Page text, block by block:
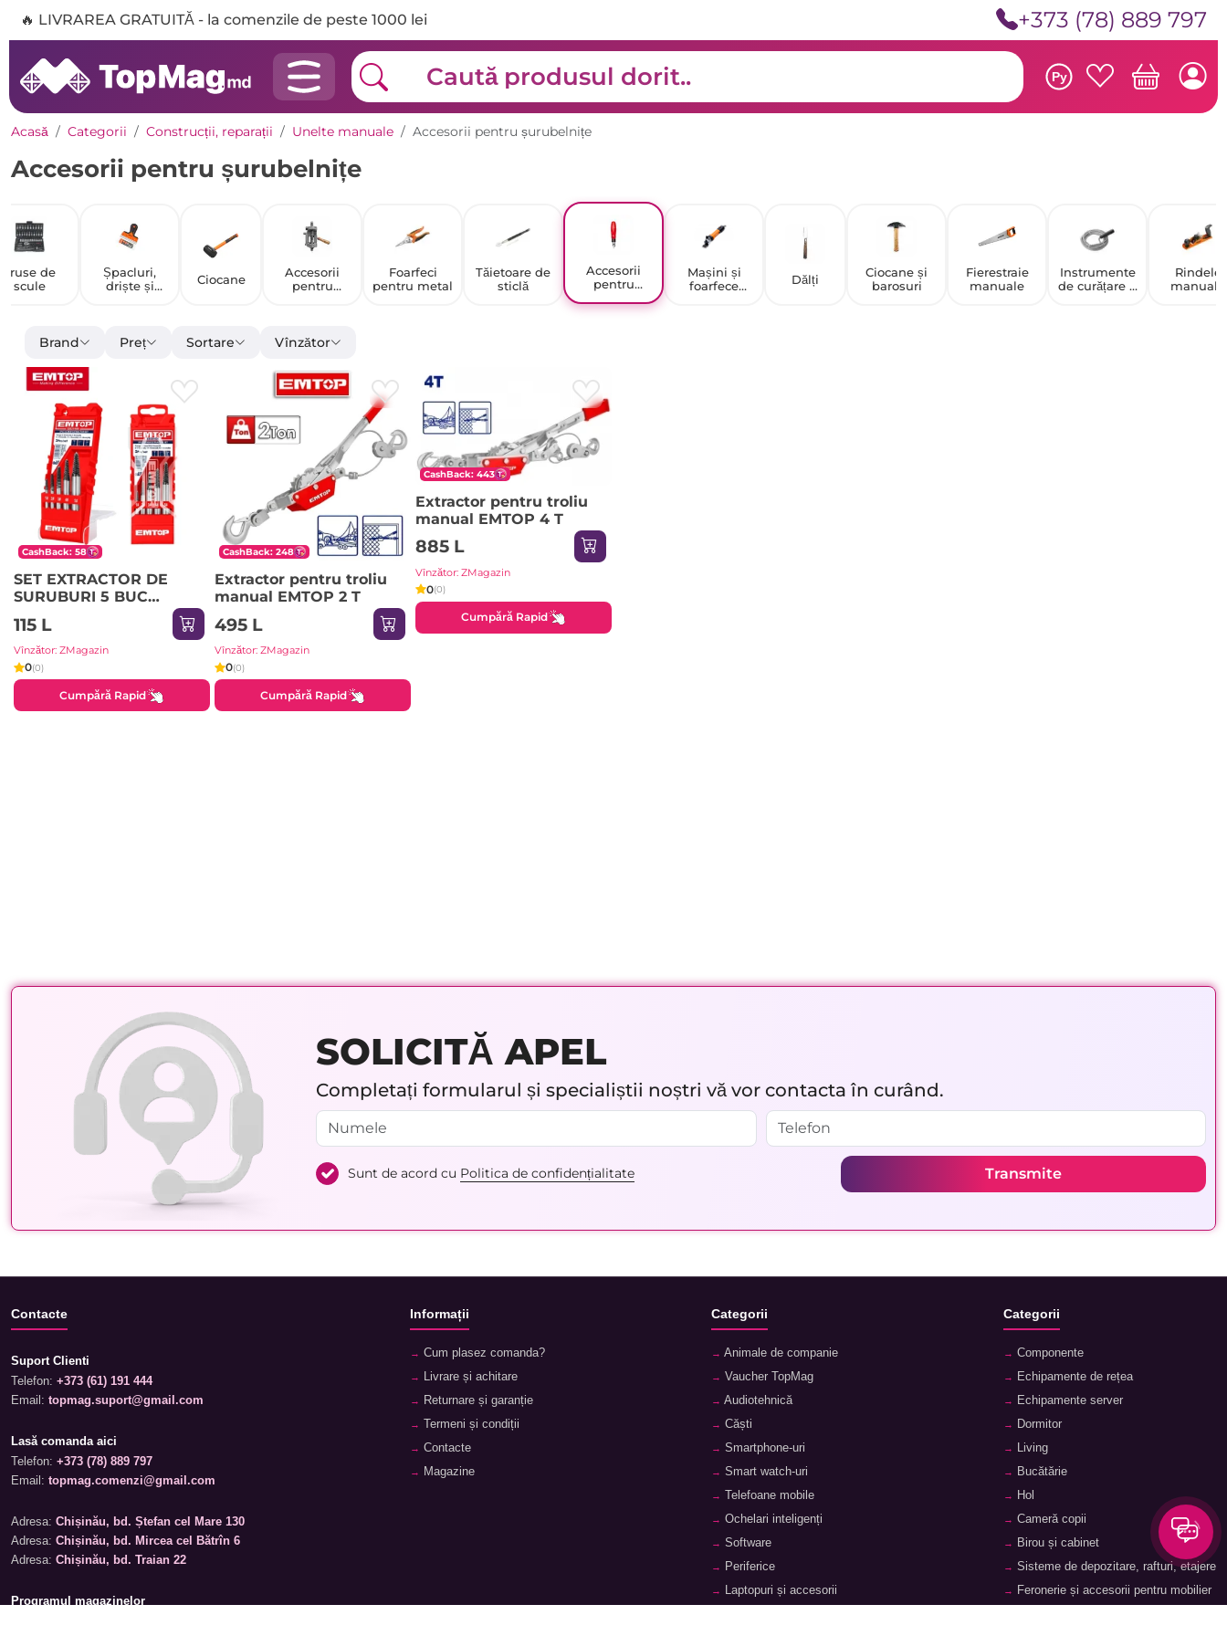
🔥 LIVRAREA GRATUITĂ - la comenzile de peste 1000 lei +373 (78) 889 797
Ру
Acasă Categorii Construcții, reparații Unelte manuale Accesorii pentru șurubelnițe
Accesorii pentru șurubelnițe
Truse de
scule
Șpacluri,
driște și
Ciocane
Accesorii
pentru
Foarfeci
pentru metal
Tăietoare de
sticlă
Accesorii
pentru
Mașini și
foarfece
Dălți
Ciocane și
barosuri
Fierestraie
manuale
Instrumente
de curățare a
Rindele
manuale
Brand Preț Sortare Vînzător
CashBack: 58
SET EXTRACTOR DE
SURUBURI 5 BUC
EMTOP
115 L
Vînzător: ZMagazin
0(0)
Cumpără Rapid
CashBack: 248
Extractor pentru troliu
manual EMTOP 2 T
495 L
Vînzător: ZMagazin
0(0)
Cumpără Rapid
CashBack: 443
Extractor pentru troliu
manual EMTOP 4 T
885 L
Vînzător: ZMagazin
0(0)
Cumpără Rapid
SOLICITĂ APEL
Completați formularul și specialiștii noștri vă vor contacta în curând.
Sunt de acord cu Politica de confidențialitate Transmite
Contacte
Suport Clienti
Telefon: +373 (61) 191 444
Email: topmag.suport@gmail.com
Lasă comanda aici
Telefon: +373 (78) 889 797
Email: topmag.comenzi@gmail.com
Adresa: Chișinău, bd. Ștefan cel Mare 130
Adresa: Chișinău, bd. Mircea cel Bătrîn 6
Adresa: Chișinău, bd. Traian 22
Programul magazinelor
Informații
Cum plasez comanda?
Livrare și achitare
Returnare și garanție
Termeni și condiții
Contacte
Magazine
Categorii
Animale de companie
Vaucher TopMag
Audiotehnică
Căști
Smartphone-uri
Smart watch-uri
Telefoane mobile
Ochelari inteligenți
Software
Periferice
Laptopuri și accesorii
Categorii
Componente
Echipamente de rețea
Echipamente server
Dormitor
Living
Bucătărie
Hol
Cameră copii
Birou și cabinet
Sisteme de depozitare, rafturi, etajere
Feronerie și accesorii pentru mobilier